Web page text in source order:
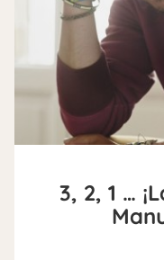
3, 2, 1 …